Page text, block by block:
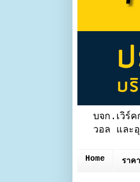
บจก.เวิร์
วอล และ
Home ราค